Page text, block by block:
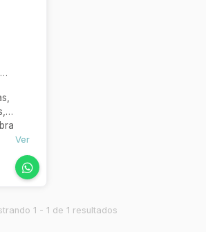
Ver
1 - 1 de 1 resultados